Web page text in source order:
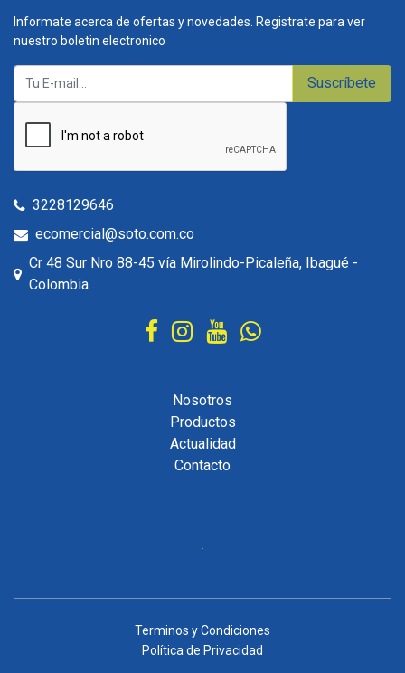
Informate acerca de ofertas y novedades. Registrate para ver
nuestro boletin electronico
Suscríbete
3228129646
ecomercial@soto.com.co
Cr 48 Sur Nro 88-45 vía Mirolindo-Picaleña, Ibagué -
Colombia
Nosotros
Productos
Actualidad
Contacto
Terminos y Condiciones
Política de Privacidad